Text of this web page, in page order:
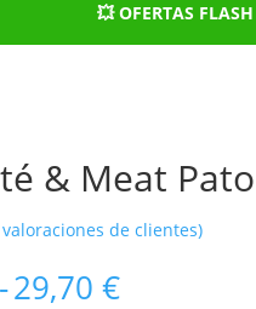
💥 OFERTAS
& Meat
valoraciones de clientes)
-29,70 €Rango